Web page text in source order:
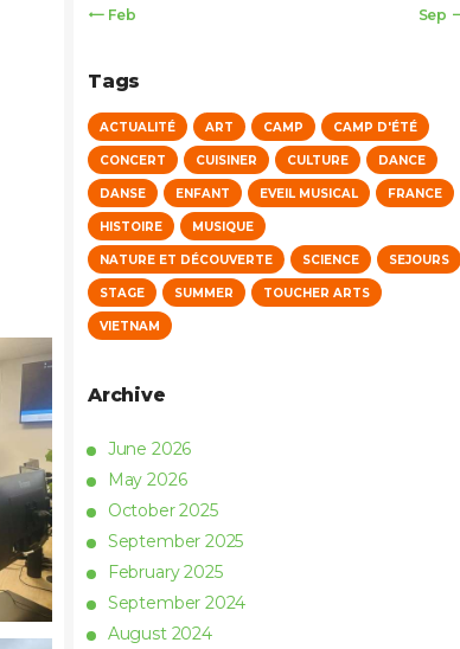
« Feb Sep »
Tags
ACTUALITÉ ART CAMP CAMP D'ÉTÉ
CONCERT CUISINER CULTURE DANCE
DANSE ENFANT EVEIL MUSICAL FRANCE
HISTOIRE MUSIQUE
NATURE ET DÉCOUVERTE SCIENCE SEJOURS
STAGE SUMMER TOUCHER ARTS
VIETNAM
Archive
June 2026
May2026
October2025
September 2025
February2025
September 2024
August 2024